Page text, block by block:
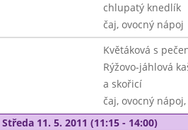
chlupatý knedlík
čaj, ovocný nápoj
Květáková s
Rýžovo-jáhlová
a skořicí
čaj, ovocný
Středa 11. 5. 2011 (11:15 - 14:00)